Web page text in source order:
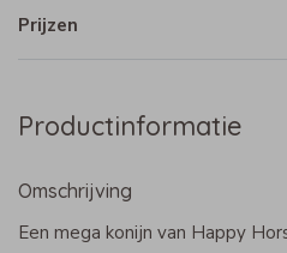
Prijzen
Productinformatie
Omschrijving
Een mega konijn van Happy